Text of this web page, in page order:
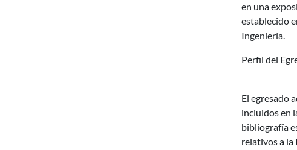
en una
establecido
Ingeniería.
Perfil del
El egresado
incluidos en
bibliografía
relativos a la